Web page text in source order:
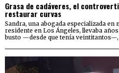
Grasa de cadáveres, el
restaurar curvas
Sandra, una abogada especializada
residente en Los Ángeles, llevaba
busto —desde que tenía